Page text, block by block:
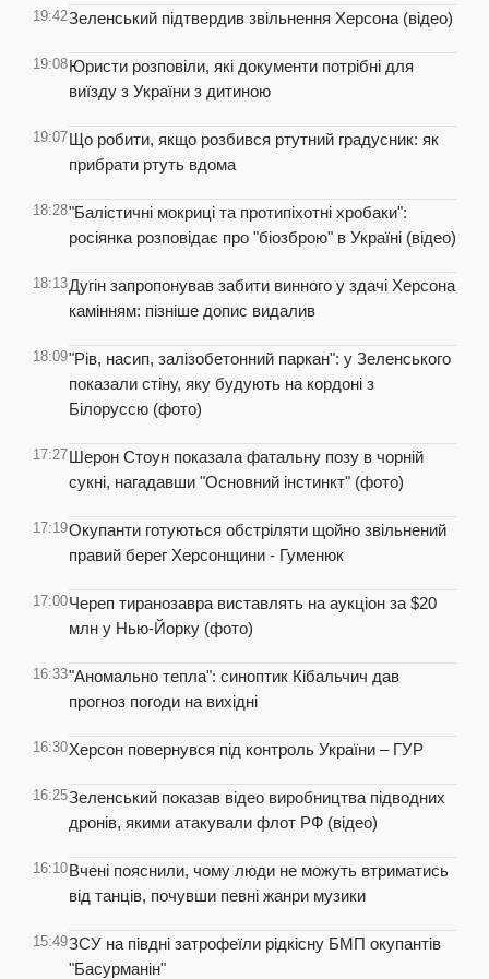
19:42Зеленський підтвердив звільнення Херсона (відео)
19:08Юристи розповіли, які документи потрібні для
виїзду з України з дитиною
19:07Що робити, якщо розбився ртутний градусник: як
прибрати ртуть вдома
18:28"Балістичні мокриці та протипіхотні хробаки":
росіянка розповідає про "біозброю" в Україні (відео)
18:13Дугін запропонував забити винного у здачі Херсона
камінням: пізніше допис видалив
18:09"Рів, насип, залізобетонний паркан": у Зеленського
показали стіну, яку будують на кордоні з
Білоруссю (фото)
17:27Шерон Стоун показала фатальну позу в чорній
сукні, нагадавши "Основний інстинкт" (фото)
17:19Окупанти готуються обстріляти щойно звільнений
правий берег Херсонщини - Гуменюк
17:00Череп тиранозавра виставлять на аукціон за $20
млн у Нью-Йорку (фото)
16:33"Аномально тепла": синоптик Кібальчич дав
прогноз погоди на вихідні
16:30Херсон повернувся під контроль України – ГУР
16:25Зеленський показав відео виробництва підводних
дронів, якими атакували флот РФ (відео)
16:10Вчені пояснили, чому люди не можуть втриматись
від танців, почувши певні жанри музики
15:49ЗСУ на півдні затрофеїли рідкісну БМП окупантів
"Басурманін"